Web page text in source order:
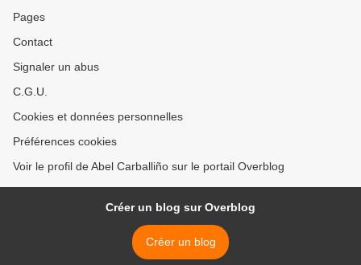
Pages
Contact
Signaler un abus
C.G.U.
Cookies et données personnelles
Préférences cookies
Voir le profil de Abel Carballiño sur le portail Overblog
Créer un blog sur Overblog
Créer un blog